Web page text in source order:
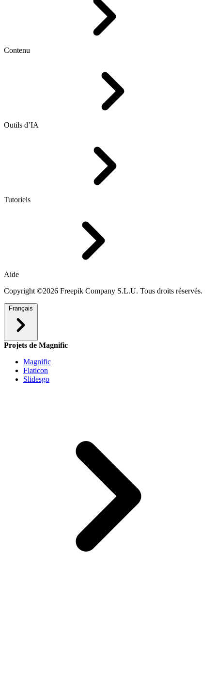
Contenu
Outils d’IA
Tutoriels
Aide
Copyright ©2026 Freepik Company S.L.U. Tous droits réservés.
Français
Projets de Magnific
Magnific
Flaticon
Slidesgo